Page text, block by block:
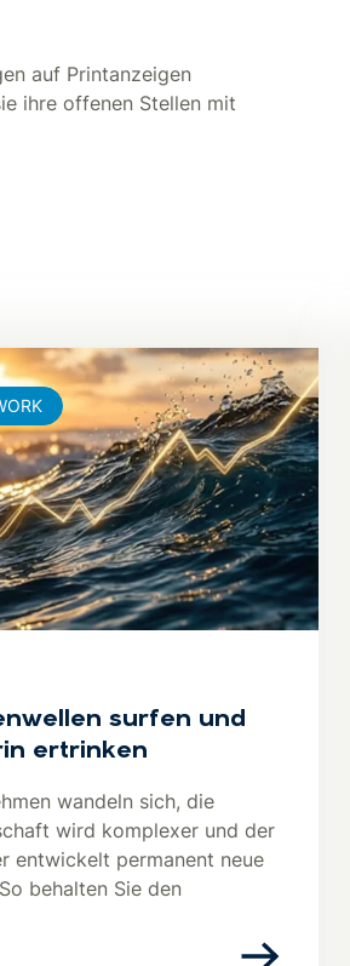
auf Printanzeigen
ihre offenen Stellen mit
surfen und
ertrinken
wandeln sich, die
wird komplexer und der
entwickelt permanent neue
behalten Sie den